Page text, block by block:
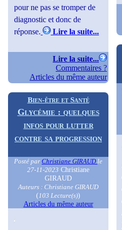
pour ne pas se tromper de
diagnostic et donc de
réponse.
Lire la suite...
Lire la suite...
Commentaires ?
Articles du même auteur
Bien-être et Santé
Glycémie : quelques
infos pour lutter
contre sa progression
Posté par Christiane GIRAUDle
27-11-2023 Christiane
GIRAUD
Auteurs : Christiane GIRAUD
(103 Lecture(s))
Articles du même auteur